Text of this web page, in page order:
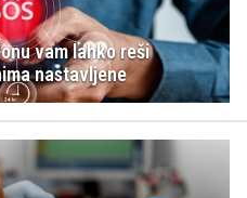
vam lahko reši
nastavljene